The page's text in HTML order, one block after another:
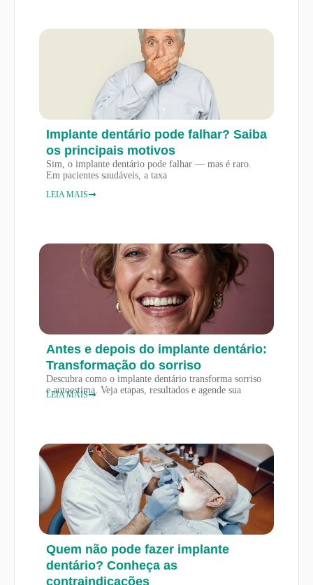
Implante dentário pode falhar? Saiba
os principais motivos
Sim, o implante dentário pode falhar — mas é raro.
Em pacientes saudáveis, a taxa
LEIA MAIS
Antes e depois do implante dentário:
Transformação do sorriso
Descubra como o implante dentário transforma sorriso
e autoestima. Veja etapas, resultados e agende sua
LEIA MAIS
Quem não pode fazer implante
dentário? Conheça as
contraindicações